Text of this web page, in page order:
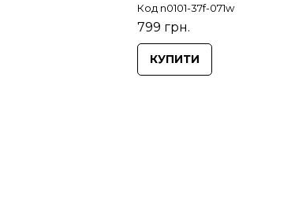
Код n0101-37f-071w
799 грн.
КУПИТИ